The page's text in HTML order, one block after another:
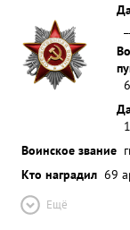
Воинское звание
Кто наградил 69
Ещё